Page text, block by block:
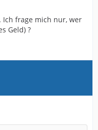
Ich frage mich nur, wer
Geld) ?